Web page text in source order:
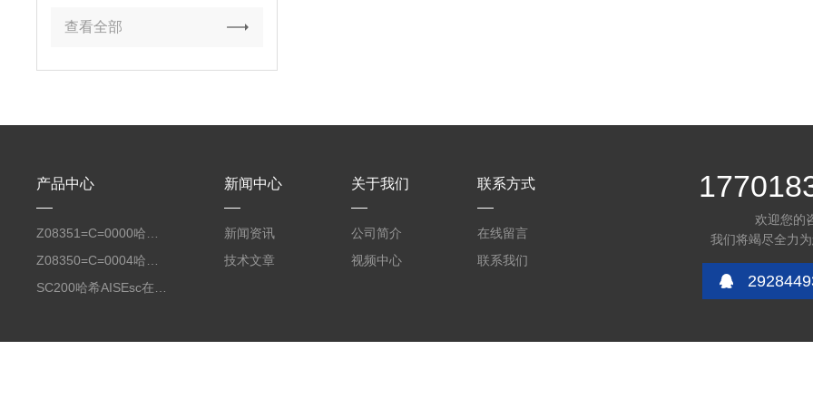
查看全部
产品中心 新闻中心
新闻资讯
技术文章
关于我们
公司简介
视频中心
联系方式
在线留言
联系我们
欢迎您的
我们将竭尽全力